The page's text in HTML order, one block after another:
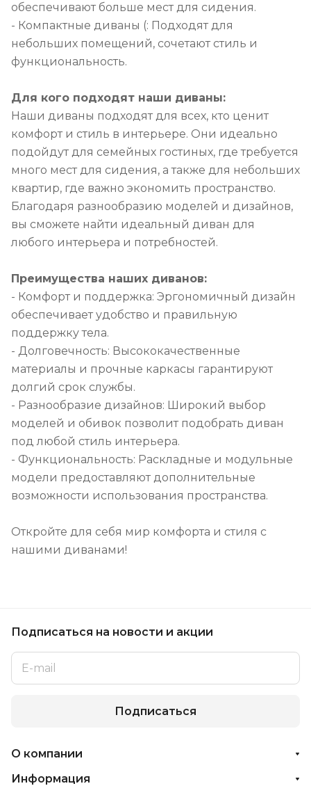
обеспечивают больше мест для сидения.
- Компактные диваны (: Подходят для
небольших помещений, сочетают стиль и
функциональность.
Для кого подходят наши диваны:
Наши диваны подходят для всех, кто ценит
комфорт и стиль в интерьере. Они идеально
подойдут для семейных гостиных, где требуется
много мест для сидения, а также для небольших
квартир, где важно экономить пространство.
Благодаря разнообразию моделей и дизайнов,
вы сможете найти идеальный диван для
любого интерьера и потребностей.
Преимущества наших диванов:
- Комфорт и поддержка: Эргономичный дизайн
обеспечивает удобство и правильную
поддержку тела.
- Долговечность: Высококачественные
материалы и прочные каркасы гарантируют
долгий срок службы.
- Разнообразие дизайнов: Широкий выбор
моделей и обивок позволит подобрать диван
под любой стиль интерьера.
- Функциональность: Раскладные и модульные
модели предоставляют дополнительные
возможности использования пространства.
Откройте для себя мир комфорта и стиля с
нашими диванами!
Подписаться на новости и акции
Подписаться
О компании
Информация